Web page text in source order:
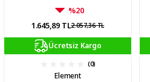
%20
1.645,89 TL2.057,36 TL
Ücretsiz Kargo
(0)
Element